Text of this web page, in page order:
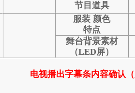
节目道具
服装 颜色
特点
舞台背景素材
（LED屏）
电视播出字幕条内容确认